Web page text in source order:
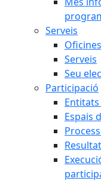
Serveis
Serveis
Seu
Participació
Espais